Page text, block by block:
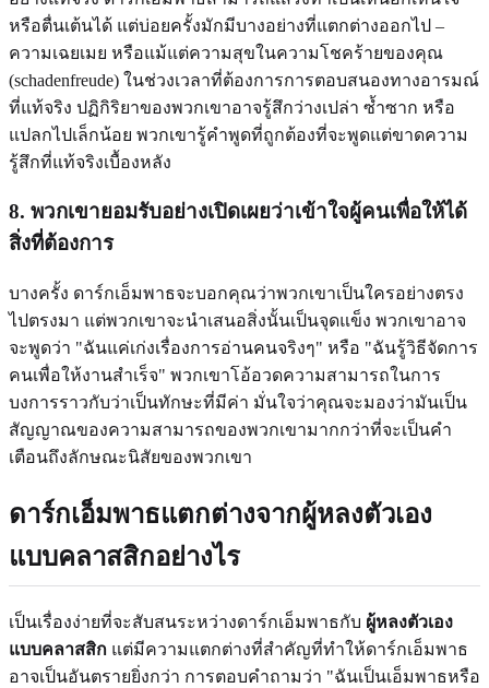
หรือตื่นเต้นได้ แต่บ่อยครั้งมักมีบางอย่างที่แตกต่างออกไป –
ความเฉยเมย หรือแม้แต่ความสุขในความโชคร้ายของคุณ
(schadenfreude) ในช่วงเวลาที่ต้องการการตอบสนองทางอารมณ์
ที่แท้จริง ปฏิกิริยาของพวกเขาอาจรู้สึกว่างเปล่า ซ้ำซาก หรือ
แปลกไปเล็กน้อย พวกเขารู้คำพูดที่ถูกต้องที่จะพูดแต่ขาดความ
รู้สึกที่แท้จริงเบื้องหลัง
8. พวกเขายอมรับอย่างเปิดเผยว่าเข้าใจผู้คนเพื่อให้ได้
สิ่งที่ต้องการ
บางครั้ง ดาร์กเอ็มพาธจะบอกคุณว่าพวกเขาเป็นใครอย่างตรง
ไปตรงมา แต่พวกเขาจะนำเสนอสิ่งนั้นเป็นจุดแข็ง พวกเขาอาจ
จะพูดว่า "ฉันแค่เก่งเรื่องการอ่านคนจริงๆ" หรือ "ฉันรู้วิธีจัดการ
คนเพื่อให้งานสำเร็จ" พวกเขาโอ้อวดความสามารถในการ
บงการราวกับว่าเป็นทักษะที่มีค่า มั่นใจว่าคุณจะมองว่ามันเป็น
สัญญาณของความสามารถของพวกเขามากกว่าที่จะเป็นคำ
เตือนถึงลักษณะนิสัยของพวกเขา
ดาร์กเอ็มพาธแตกต่างจากผู้หลงตัวเอง
แบบคลาสสิกอย่างไร
เป็นเรื่องง่ายที่จะสับสนระหว่างดาร์กเอ็มพาธกับ ผู้หลงตัวเอง
แบบคลาสสิก แต่มีความแตกต่างที่สำคัญที่ทำให้ดาร์กเอ็มพาธ
อาจเป็นอันตรายยิ่งกว่า การตอบคำถามว่า "ฉันเป็นเอ็มพาธหรือ